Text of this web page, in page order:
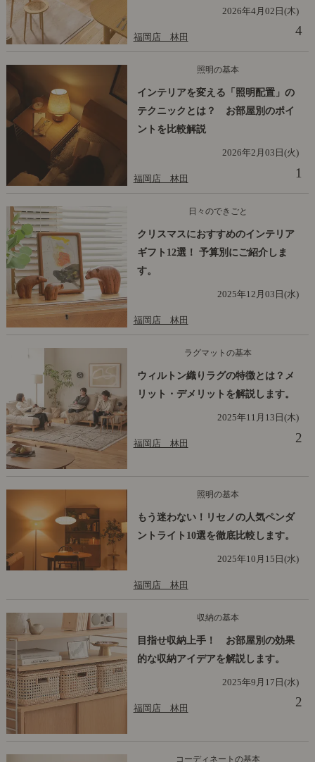
2026年4月02日(木)
福岡店 林田 4
照明の基本
インテリアを変える「照明配置」の
テクニックとは？ お部屋別のポイ
ントを比較解説
2026年2月03日(火)
福岡店 林田 1
日々のできごと
クリスマスにおすすめのインテリア
ギフト12選！ 予算別にご紹介しま
す。
2025年12月03日(水)
福岡店 林田
ラグマットの基本
ウィルトン織りラグの特徴とは？メ
リット・デメリットを解説します。
2025年11月13日(木)
福岡店 林田 2
照明の基本
もう迷わない！リセノの人気ペンダ
ントライト10選を徹底比較します。
2025年10月15日(水)
福岡店 林田
収納の基本
目指せ収納上手！ お部屋別の効果
的な収納アイデアを解説します。
2025年9月17日(水)
福岡店 林田 2
コーディネートの基本